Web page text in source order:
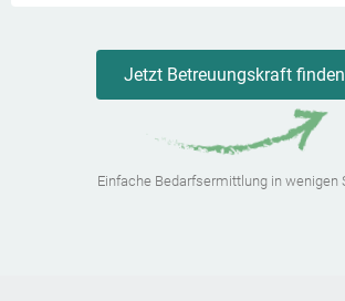
Jetzt Betreuungskraft finden
Einfache Bedarfsermittlung in wenigen